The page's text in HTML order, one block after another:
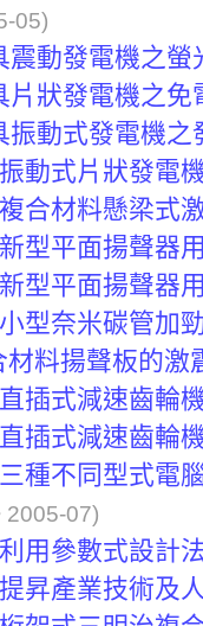
05)
震動發電機之
片狀發電機之
振動式發電機
振動式片狀發電
複合材料懸梁式
新型平面揚聲器
新型平面揚聲器
小型奈米碳管加
材料揚聲板的
直插式減速齒輪
直插式減速齒輪
三種不同型式電
2005-07)
利用參數式設計
提昇產業技術及